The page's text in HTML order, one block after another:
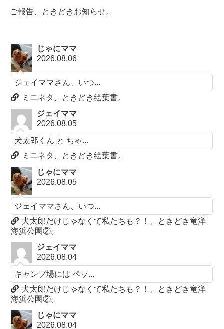
ご報告、ときどきお知らせ。
じゃにママ
2026.08.06
ジェイママさん、いつ...
ミニネタ、ときどき絵葉書。
ジェイママ
2026.08.05
犬太郎くん と ちゃ...
ミニネタ、ときどき絵葉書。
じゃにママ
2026.08.05
ジェイママさん、いつ...
犬太郎だけじゃなくて私たちも？！、ときどき竜洋
海浜公園②。
ジェイママ
2026.08.04
キャンプ場には ペッ...
犬太郎だけじゃなくて私たちも？！、ときどき竜洋
海浜公園②。
じゃにママ
2026.08.04